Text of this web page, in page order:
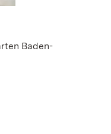
Baden-